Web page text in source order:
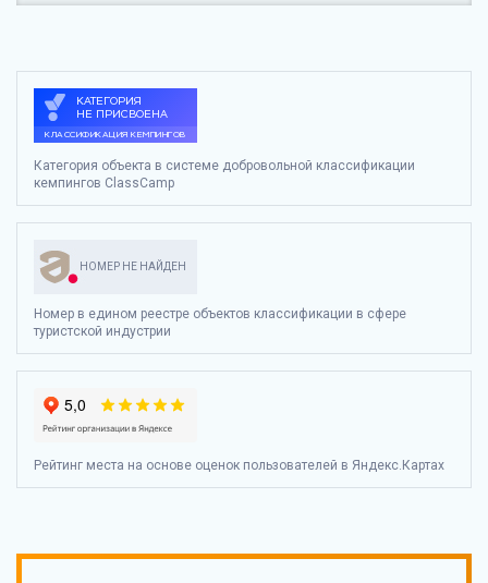
Категория объекта в системе добровольной классификации
кемпингов ClassCamp
НОМЕР НЕ НАЙДЕН
Номер в едином реестре объектов классификации в сфере
туристской индустрии
Рейтинг места на основе оценок пользователей в Яндекс.Картах